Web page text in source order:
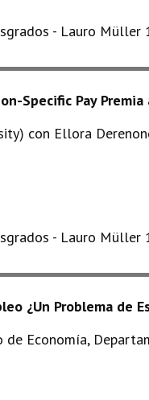
- Lauro Müller
Specific Pay
con Ellora
- Lauro Müller
¿Un Problema de
Economía,